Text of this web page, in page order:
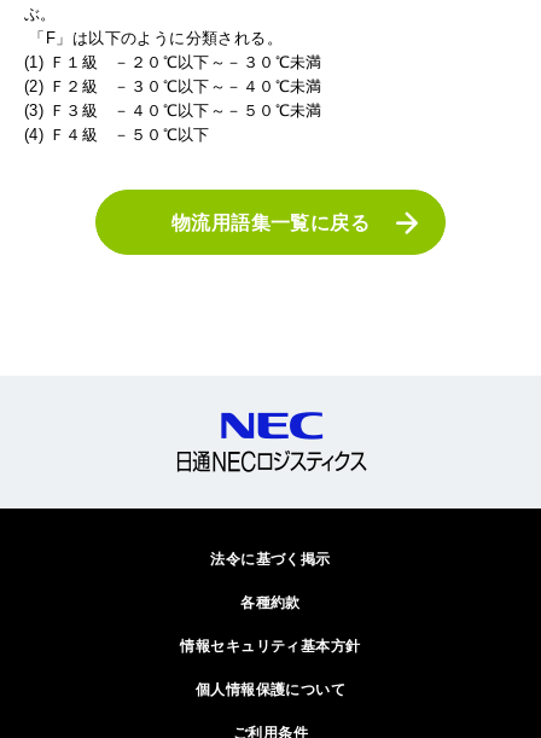
ぶ。
「F」は以下のように分類される。
(1) Ｆ１級 －２０℃以下～－３０℃未満
(2) Ｆ２級 －３０℃以下～－４０℃未満
(3) Ｆ３級 －４０℃以下～－５０℃未満
(4) Ｆ４級 －５０℃以下
物流用語集一覧に戻る
法令に基づく掲示
各種約款
情報セキュリティ基本方針
個人情報保護について
ご利用条件